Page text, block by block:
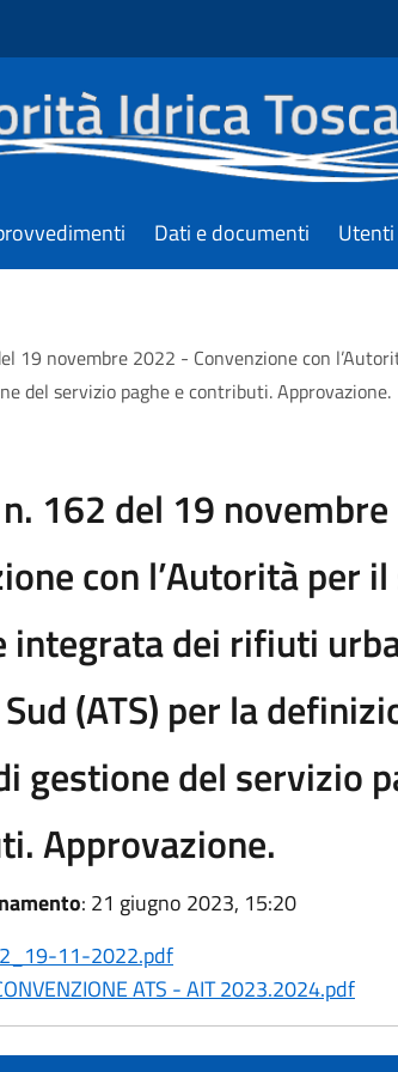
Dati e documenti Utenti
19 novembre 2022 - Convenzione con
del servizio paghe e contributi. Approvazione.
162 del 19
con l’Autorità per
integrata dei rifiuti
(ATS) per la
gestione del servizio
Approvazione.
: 21 giugno 2023, 15:20
11-2022.pdf
ATS - AIT 2023.2024.pdf